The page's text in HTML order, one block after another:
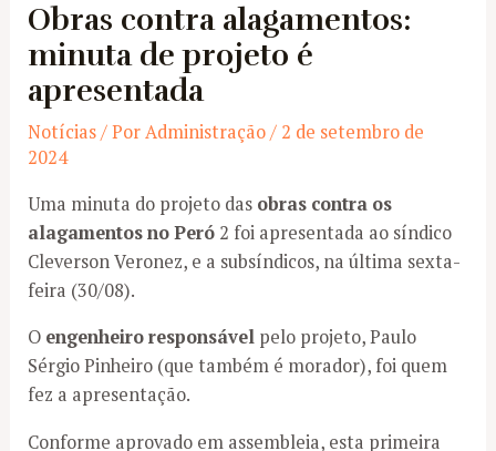
Obras contra alagamentos:
minuta de projeto é
apresentada
Notícias/ PorAdministração/ 2 de setembro de
2024
Uma minuta do projeto das obras contra os
alagamentos no Peró 2 foi apresentada ao síndico
Cleverson Veronez, e a subsíndicos, na última sexta-
feira (30/08).
O engenheiro responsável pelo projeto, Paulo
Sérgio Pinheiro (que também é morador), foi quem
fez a apresentação.
Conforme aprovado em assembleia, esta primeira